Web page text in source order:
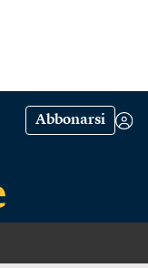
Abbonarsi